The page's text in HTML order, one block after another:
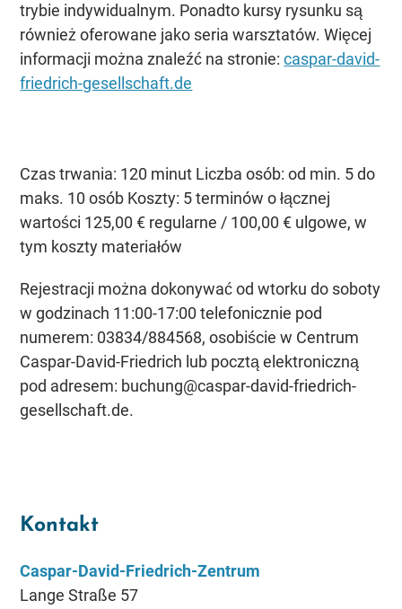
trybie indywidualnym. Ponadto kursy rysunku są
również oferowane jako seria warsztatów. Więcej
informacji można znaleźć na stronie:caspar-david-
friedrich-gesellschaft.de
Czas trwania: 120 minut Liczba osób: od min. 5 do
maks. 10 osób Koszty: 5 terminów o łącznej
wartości 125,00 € regularne / 100,00 € ulgowe, w
tym koszty materiałów
Rejestracji można dokonywać od wtorku do soboty
w godzinach 11:00-17:00 telefonicznie pod
numerem: 03834/884568, osobiście w Centrum
Caspar-David-Friedrich lub pocztą elektroniczną
pod adresem: buchung@caspar-david-friedrich-
gesellschaft.de.
Kontakt
Caspar-David-Friedrich-Zentrum
Lange Straße 57